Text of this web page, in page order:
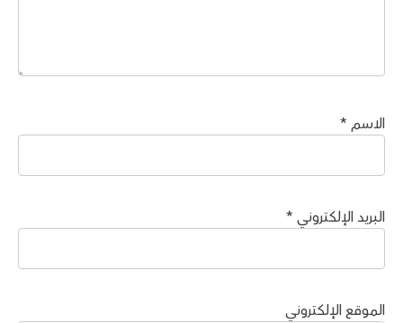
الاسم *
البريد الإلكتروني *
الموقع الإلكتروني